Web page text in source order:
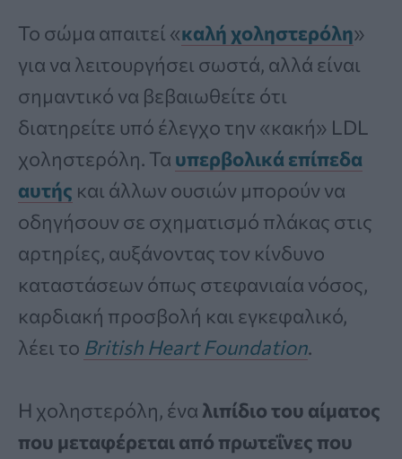
Το σώμα απαιτεί «καλή χοληστερόλη»
για να λειτουργήσει σωστά, αλλά είναι
σημαντικό να βεβαιωθείτε ότι
διατηρείτε υπό έλεγχο την «κακή» LDL
χοληστερόλη. Τα υπερβολικά επίπεδα
αυτής και άλλων ουσιών μπορούν να
οδηγήσουν σε σχηματισμό πλάκας στις
αρτηρίες, αυξάνοντας τον κίνδυνο
καταστάσεων όπως στεφανιαία νόσος,
καρδιακή προσβολή και εγκεφαλικό,
λέει το British Heart Foundation.
Η χοληστερόλη, ένα λιπίδιο του αίματος
που μεταφέρεται από πρωτεΐνες που